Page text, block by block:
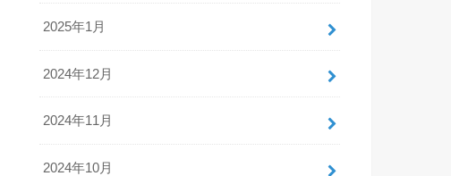
2025年1月
2024年12月
2024年11月
2024年10月